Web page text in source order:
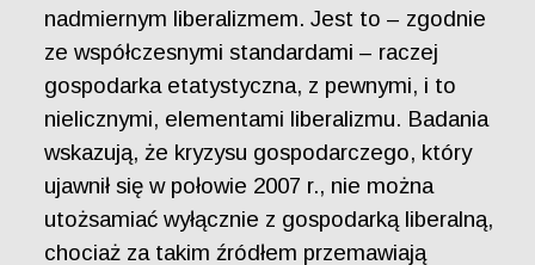
nadmiernym liberalizmem. Jest to – zgodnie
ze współczesnymi standardami – raczej
gospodarka etatystyczna, z pewnymi, i to
nielicznymi, elementami liberalizmu. Badania
wskazują, że kryzysu gospodarczego, który
ujawnił się w połowie 2007 r., nie można
utożsamiać wyłącznie z gospodarką liberalną,
chociaż za takim źródłem przemawiają